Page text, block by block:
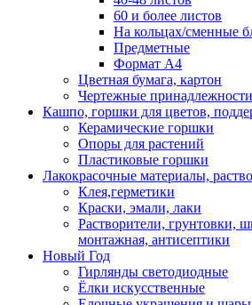
60 и более листов
На кольцах/сменные
Предметные
Формат А4
Цветная бумага, картон
Чертежные принадлежности
Кашпо, горшки для цветов,
Керамические горшки
Опоры для растений
Пластиковые горшки
Лакокрасочные материалы,
Клея,герметики
Краски, эмали, лаки
Растворители, грунтовки,
монтажная, антисептики
Новый Год
Гирлянды светодиодные
Ёлки искусственные